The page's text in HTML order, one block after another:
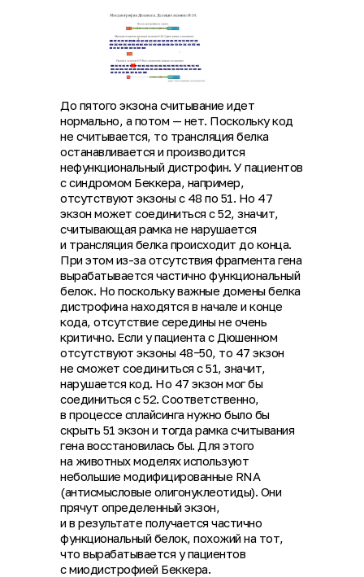
До пятого экзона считывание идет
нормально, а потом — нет. Поскольку код
не считывается, то трансляция белка
останавливается и производится
нефункциональный дистрофин. У пациентов
с синдромом Беккера, например,
отсутствуют экзоны с 48 по 51. Но 47
экзон может соединиться с 52, значит,
считывающая рамка не нарушается
и трансляция белка происходит до конца.
При этом из-за отсутствия фрагмента гена
вырабатывается частично функциональный
белок. Но поскольку важные домены белка
дистрофина находятся в начале и конце
кода, отсутствие середины не очень
критично. Если у пациента с Дюшенном
отсутствуют экзоны 48−50, то 47 экзон
не сможет соединиться с 51, значит,
нарушается код. Но 47 экзон мог бы
соединиться с 52. Соответственно,
в процессе сплайсинга нужно было бы
скрыть 51 экзон и тогда рамка считывания
гена восстановилась бы. Для этого
на животных моделях используют
небольшие модифицированные RNA
(антисмысловые олигонуклеотиды). Они
прячут определенный экзон,
и в результате получается частично
функциональный белок, похожий на тот,
что вырабатывается у пациентов
с миодистрофией Беккера.